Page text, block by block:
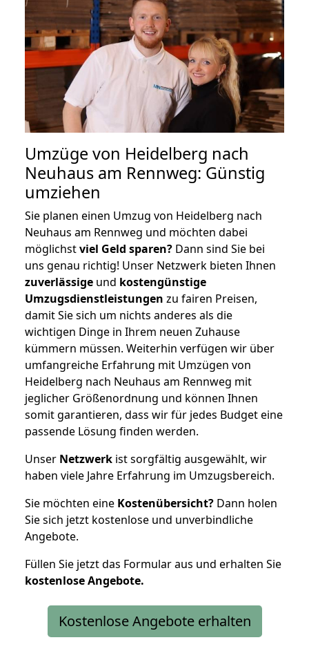
Umzüge von Heidelberg nach
Neuhaus am Rennweg: Günstig
umziehen
Sie planen einen Umzug von Heidelberg nach
Neuhaus am Rennweg und möchten dabei
möglichstviel Geld sparen? Dann sind Sie bei
uns genau richtig! Unser Netzwerk bieten Ihnen
zuverlässige und kostengünstige
Umzugsdienstleistungen zu fairen Preisen,
damit Sie sich um nichts anderes als die
wichtigen Dinge in Ihrem neuen Zuhause
kümmern müssen. Weiterhin verfügen wir über
umfangreiche Erfahrung mit Umzügen von
Heidelberg nach Neuhaus am Rennweg mit
jeglicher Größenordnung und können Ihnen
somit garantieren, dass wir für jedes Budget eine
passende Lösung finden werden.
Unser Netzwerk ist sorgfältig ausgewählt, wir
haben viele Jahre Erfahrung im Umzugsbereich.
Sie möchten eine Kostenübersicht? Dann holen
Sie sich jetzt kostenlose und unverbindliche
Angebote.
Füllen Sie jetzt das Formular aus und erhalten Sie
kostenloseAngebote.
Kostenlose Angebote erhalten